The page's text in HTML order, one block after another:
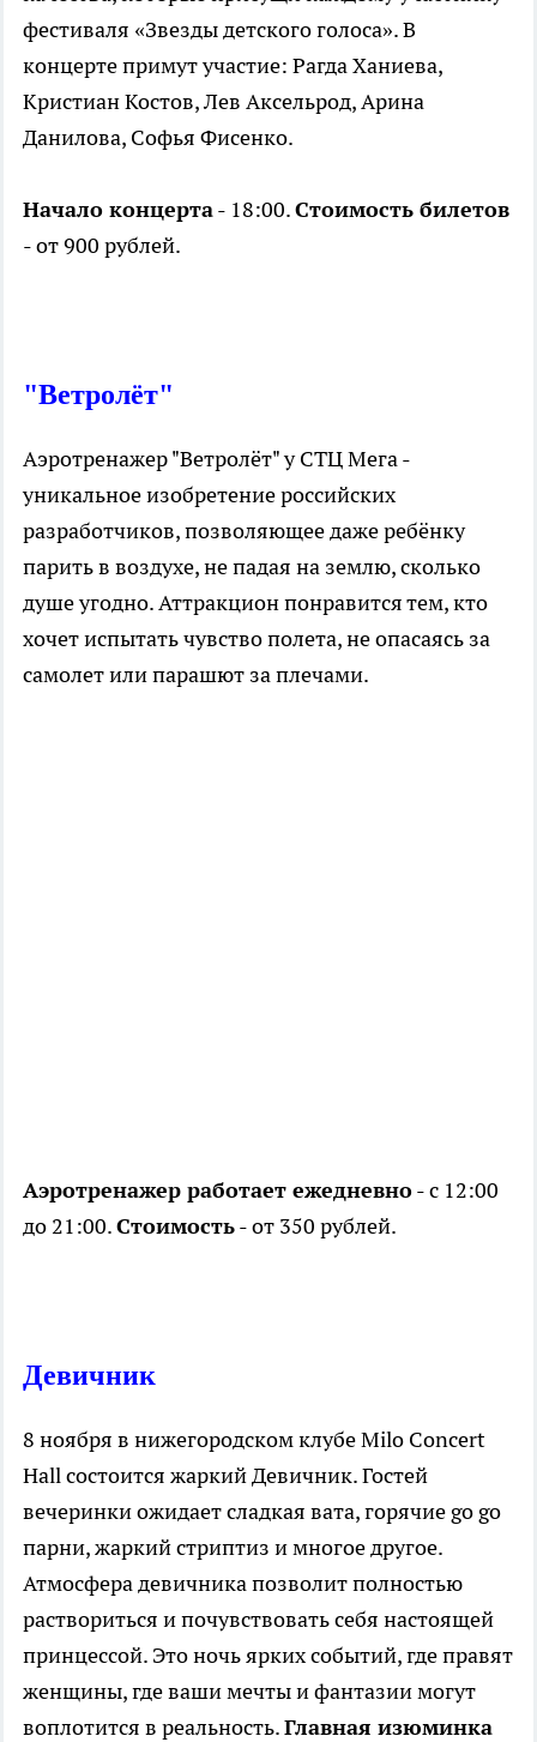
фестиваля «Звезды детского голоса». В
концерте примут участие: Рагда Ханиева,
Кристиан Костов, Лев Аксельрод, Арина
Данилова, Софья Фисенко.
Начало концерта- 18:00.Стоимость билетов
- от 900 рублей.
"Ветролёт"
Аэротренажер "Ветролёт" у СТЦ Мега -
уникальное изобретение российских
разработчиков, позволяющее даже ребёнку
парить в воздухе, не падая на землю, сколько
душе угодно. Аттракцион понравится тем, кто
хочет испытать чувство полета, не опасаясь за
самолет или парашют за плечами.
Аэротренажер работает ежедневно- с 12:00
до 21:00.Стоимость- от 350 рублей.
Девичник
8 ноября в нижегородском клубе Milo Concert
Hall состоится жаркий Девичник. Гостей
вечеринки ожидает сладкая вата, горячие go go
парни, жаркий стриптиз и многое другое.
Атмосфера девичника позволит полностью
раствориться и почувствовать себя настоящей
принцессой. Это ночь ярких событий, где правят
женщины, где ваши мечты и фантазии могут
воплотится в реальность.Главная изюминка